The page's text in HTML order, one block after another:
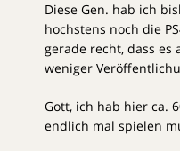
Diese Gen. hab ich
hochstens noch die
gerade recht, dass
weniger
Gott, ich hab hier ca.
endlich mal spielen